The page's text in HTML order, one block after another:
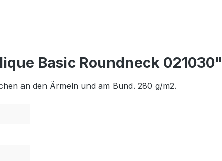
Basic Roundneck 021030"
an den Ärmeln und am Bund. 280 g/m2.